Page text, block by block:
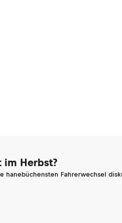
im Herbst?
Fahrerwechsel